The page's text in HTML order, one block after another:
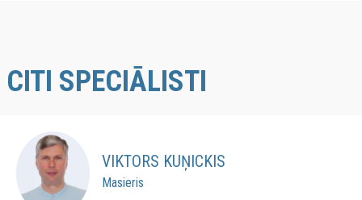
CITI SPECIĀLISTI
VIKTORS KUŅICKIS
Masieris